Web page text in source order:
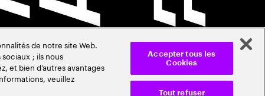
de notre site Web.
; ils nous
et bien d’autres avantages
veuillez
Tout refuser
Accepter tous les
Cookies